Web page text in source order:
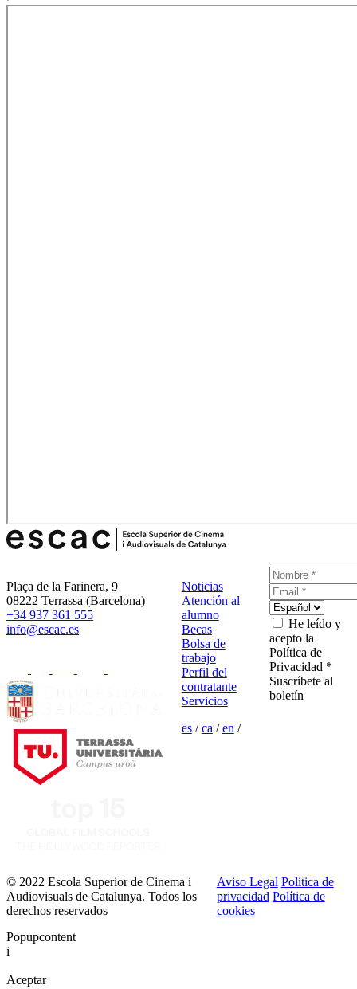
Plaça de la Farinera, 9
08222 Terrassa (Barcelona)
+34 937 361 555
info@escac.es
Noticias
Atención al
alumno
Becas
Bolsa de
trabajo
Perfil del
contratante
Servicios
es/ca /en /
He leído y
acepto la
Política de
Privacidad *
Suscríbete al
boletín
© 2022 Escola Superior de Cinema i
Audiovisuals de Catalunya. Todos los
derechos reservados
Aviso Legal Política de
privacidad Política de
cookies
Popupcontent
i
Aceptar